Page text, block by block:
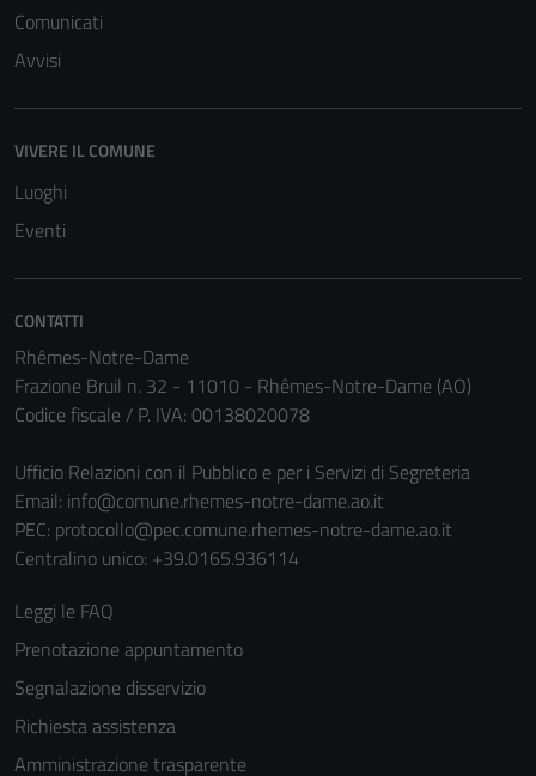
Comunicati
Avvisi
VIVERE IL COMUNE
Luoghi
Eventi
CONTATTI
Rhêmes-Notre-Dame
Frazione Bruil n. 32 - 11010 - Rhêmes-Notre-Dame (AO)
Codice fiscale / P. IVA: 00138020078
Ufficio Relazioni con il Pubblico e per i Servizi di Segreteria
Email: info@comune.rhemes-notre-dame.ao.it
PEC: protocollo@pec.comune.rhemes-notre-dame.ao.it
Centralino unico: +39.0165.936114
Leggi le FAQ
Prenotazione appuntamento
Segnalazione disservizio
Richiesta assistenza
Amministrazione trasparente
Tecnici
Questi cookie